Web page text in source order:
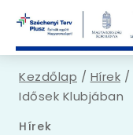
Kezdőlap / Hírek /
Idősek Klubjában
Hírek